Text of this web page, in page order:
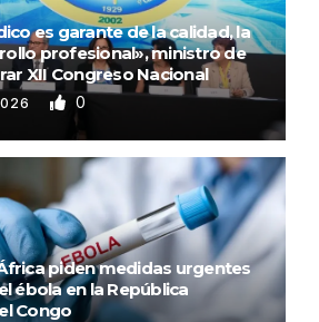
es garante de la calidad, la
profesional», ministro de
XII Congreso Nacional
0
África piden medidas urgentes
ébola en la República
Congo